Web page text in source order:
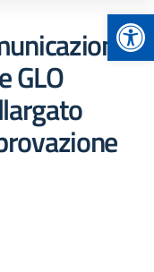
GLO